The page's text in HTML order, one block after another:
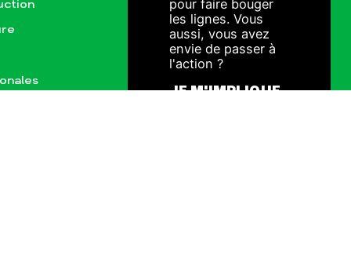
pour faire bouger
les lignes. Vous
aussi, vous avez
envie de passer à
l'action ?
JE M'IMPLIQUE